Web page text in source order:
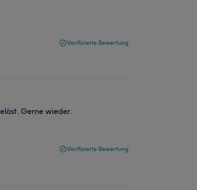
Verifizierte Bewertung
Gerne wieder.
Verifizierte Bewertung